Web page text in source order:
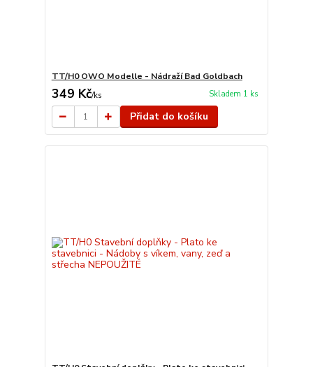
TT/H0 OWO Modelle - Nádraží Bad Goldbach
349 Kč/ks Skladem 1 ks
Přidat do košíku